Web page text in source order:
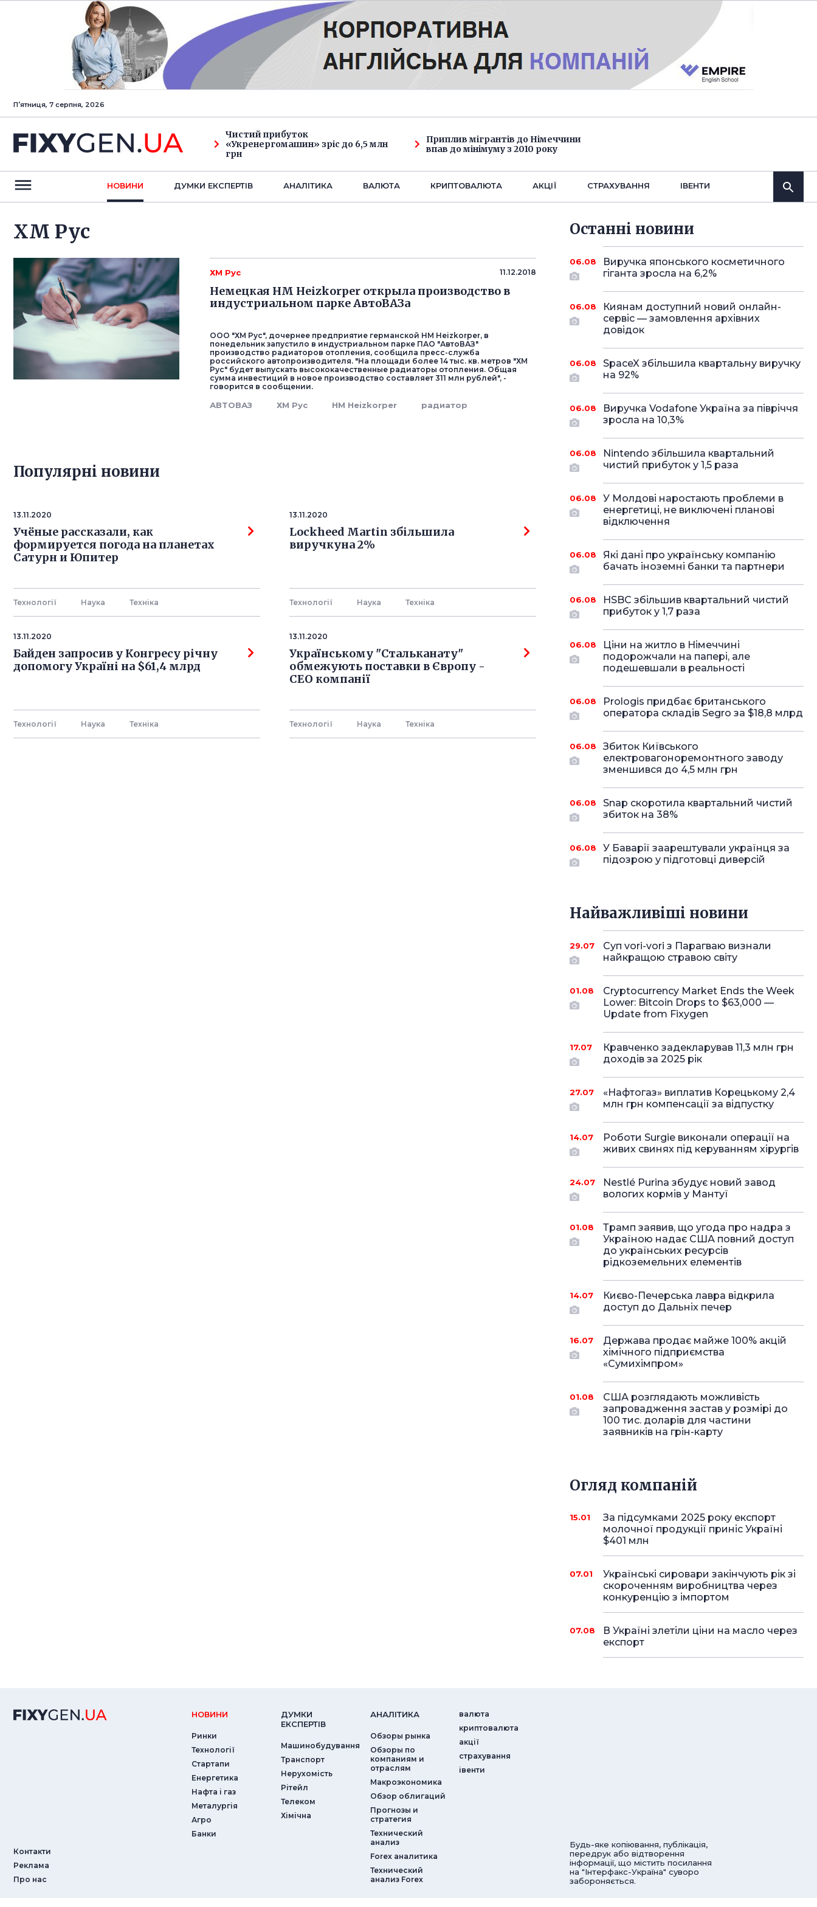
Пʼятниця, 7 серпня, 2026
Чистий прибуток
«Укренергомашин» зріс до 6,5 млн
грн
Приплив мігрантів до Німеччини
впав до мінімуму з 2010 року
НОВИНИ ДУМКИ ЕКСПЕРТIВ АНАЛIТИКА ВАЛЮТА КРИПТОВАЛЮТА АКЦІЇ СТРАХУВАННЯ IВЕНТИ
ХМ Рус
ХМ Рус 11.12.2018
Немецкая HM Heizkorper открыла производство в
индустриальном парке АвтоВАЗа
ООО "ХМ Рус", дочернее предприятие германской HM Heizkorper, в
понедельник запустило в индустриальном парке ПАО "АвтоВАЗ"
производство радиаторов отопления, сообщила пресс-служба
российского автопроизводителя. "На площади более 14 тыс. кв. метров "ХМ
Рус" будет выпускать высококачественные радиаторы отопления. Общая
сумма инвестиций в новое производство составляет 311 млн рублей", -
говорится в сообщении.
АВТОВАЗ ХМ Рус HM Heizkorper радиатор
Популярнi новини
13.11.2020
Учёные рассказали, как
формируется погода на планетах
Сатурн и Юпитер
Технології Наука Технiка
13.11.2020
Lockheed Martin збільшила
виручкуна 2%
Технології Наука Технiка
13.11.2020
Байден запросив у Конгресу річну
допомогу Україні на $61,4 млрд
Технології Наука Технiка
13.11.2020
Українському "Стальканату"
обмежують поставки в Європу -
СЕО компанії
Технології Наука Технiка
Останнi новини
06.08
Виручка японського косметичного
гіганта зросла на 6,2%
06.08
Киянам доступний новий онлайн-
сервіс — замовлення архівних
довідок
06.08
SpaceX збільшила квартальну виручку
на 92%
06.08
Виручка Vodafone Україна за півріччя
зросла на 10,3%
06.08
Nintendo збільшила квартальний
чистий прибуток у 1,5 раза
06.08
У Молдові наростають проблеми в
енергетиці, не виключені планові
відключення
06.08
Які дані про українську компанію
бачать іноземні банки та партнери
06.08
HSBC збільшив квартальний чистий
прибуток у 1,7 раза
06.08
Ціни на житло в Німеччині
подорожчали на папері, але
подешевшали в реальності
06.08
Prologis придбає британського
оператора складів Segro за $18,8 млрд
06.08
Збиток Київського
електровагоноремонтного заводу
зменшився до 4,5 млн грн
06.08
Snap скоротила квартальний чистий
збиток на 38%
06.08
У Баварії заарештували українця за
підозрою у підготовці диверсій
Найважливіші новини
29.07
Суп vori-vori з Парагваю визнали
найкращою стравою світу
01.08
Cryptocurrency Market Ends the Week
Lower: Bitcoin Drops to $63,000 —
Update from Fixygen
17.07
Кравченко задекларував 11,3 млн грн
доходів за 2025 рік
27.07
«Нафтогаз» виплатив Корецькому 2,4
млн грн компенсації за відпустку
14.07
Роботи Surgie виконали операції на
живих свинях під керуванням хірургів
24.07
Nestlé Purina збудує новий завод
вологих кормів у Мантуї
01.08
Трамп заявив, що угода про надра з
Україною надає США повний доступ
до українських ресурсів
рідкоземельних елементів
14.07
Києво-Печерська лавра відкрила
доступ до Дальніх печер
16.07
Держава продає майже 100% акцій
хімічного підприємства
«Сумихімпром»
01.08
США розглядають можливість
запровадження застав у розмірі до
100 тис. доларів для частини
заявників на грін-карту
Огляд компаній
15.01
За підсумками 2025 року експорт
молочної продукції приніс Україні
$401 млн
07.01
Українські сировари закінчують рік зі
скороченням виробництва через
конкуренцію з імпортом
07.08
В Україні злетіли ціни на масло через
експорт
Контакти
Реклама
Про нас
НОВИНИ
Ринки
Технології
Стартапи
Енергетика
Нафта і газ
Металургія
Агро
Банки
ДУМКИ
ЕКСПЕРТIВ
Машинобудування
Транспорт
Нерухомість
Рітейл
Телеком
Хімічна
АНАЛIТИКА
Обзоры рынка
Обзоры по
компаниям и
отраслям
Макроэкономика
Обзор облигаций
Прогнозы и
стратегия
Технический
анализ
Forex аналитика
Технический
анализ Forex
валюта
криптовалюта
акції
страхування
iвенти
Будь-яке копіювання, публікація,
передрук або відтворення
інформації, що містить посилання
на "Інтерфакс-Україна" суворо
забороняється.